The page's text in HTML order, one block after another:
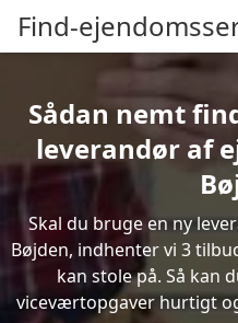
Find-
Sådan nemt
leverandør af
Skal du bruge en ny
Bøjden, indhenter vi 3
kan stole på. Så kan
viceværtopgaver hurtigt